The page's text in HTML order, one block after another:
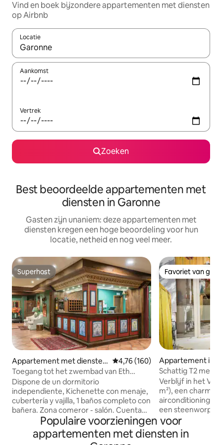
Vind en boek bijzondere appartementen met diensten
op Airbnb
Locatie
Wanneer er resultaten beschikbaar zijn, maak je een keuze
Aankomst
Vertrek
Zoeken
Best beoordeelde appartementen met
diensten in Garonne
Gasten zijn unaniem: deze appartementen met
diensten kregen een hoge beoordeling voor hun
locatie, netheid en nog veel meer.
Superhost
Superhost
Appartement met diensten
in Vielha
Gemiddelde beoordeling van
4,76 (160)
Toegang tot het zwembad van Eth
Refugi d'Aran
Dispone de un dormitorio
independiente, Kichenette con menaje,
cubertería y vajilla, 1 baños completo con
bañera. Zona comeror - salón. Cuentan
con Kichenette, ideal para estancias
largas o para quienes prefieren cocinar
durante su visita. Puede estar bastante
Favoriet van
Favoriet van
Appartement in
Schattig T2 met
en
Verblijf in het
m²), een
airconditioning
een steenworp
beroemde
historische
ligt in een
Populaire voorzieningen voor
appartementen met diensten in